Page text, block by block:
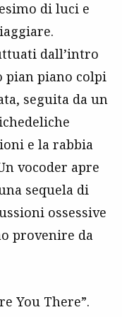
di luci e
dall’intro
pian piano colpi
seguita da un
e la rabbia
vocoder apre
sequela di
ossessive
provenire da
You There”.